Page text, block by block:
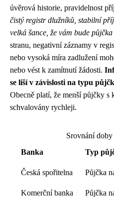
úvěrová historie, pravidelnost
čistý registr dlužníků, stabilní
velká šance, že vám bude
stranu, negativní záznamy v
nebo vysoká míra zadlužení
nebo vést k zamítnutí žádosti.
se liší v závislosti na typu
Obecně platí, že menší půjčky s
schvalovány rychleji.
Srovnání
Banka
Typ
Česká spořitelna Půjčka
Komerční banka Půjčka